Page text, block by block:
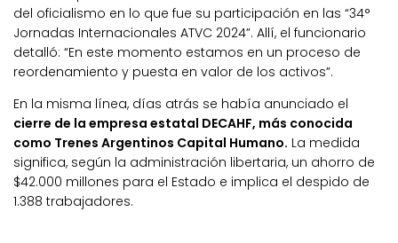
del oficialismo en lo que fue su participación en las “34°
Jornadas Internacionales ATVC 2024”. Allí, el funcionario
detalló: “En este momento estamos en un proceso de
reordenamiento y puesta en valor de los activos”.
En la misma línea, días atrás se había anunciado el
cierre de la empresa estatal DECAHF, más conocida
como Trenes Argentinos Capital Humano. La medida
significa, según la administración libertaria, un ahorro de
$42.000 millones para el Estado e implica el despido de
1.388 trabajadores.